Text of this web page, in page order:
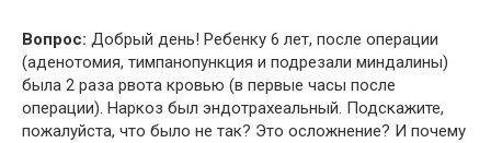
Вопрос: Добрый день! Ребенку 6 лет, после операции
(аденотомия, тимпанопункция и подрезали миндалины)
была 2 раза рвота кровью (в первые часы после
операции). Наркоз был эндотрахеальный. Подскажите,
пожалуйста, что было не так? Это осложнение? И почему